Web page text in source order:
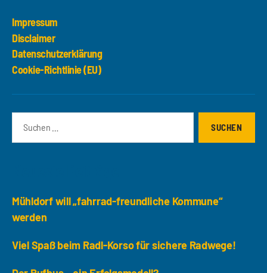
Impressum
Disclaimer
Datenschutzerklärung
Cookie-Richtlinie (EU)
nach:
Mühldorf will „fahrrad-freundliche Kommune“
werden
Viel Spaß beim Radl-Korso für sichere Radwege!